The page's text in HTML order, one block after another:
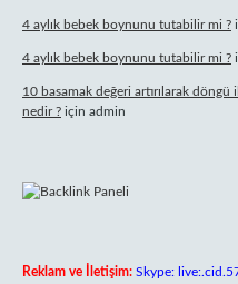
4 aylık bebek boynunu tutabilir mi ?
4 aylık bebek boynunu tutabilir mi ?
10 basamak değeri artırılarak
nedir ? için admin
Reklam ve İletişim: Skype: